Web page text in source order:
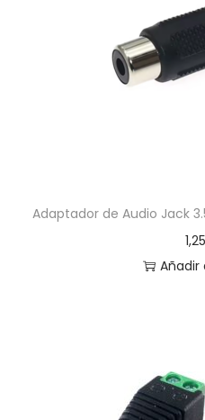
Adaptador de Audio Jack
Añadir